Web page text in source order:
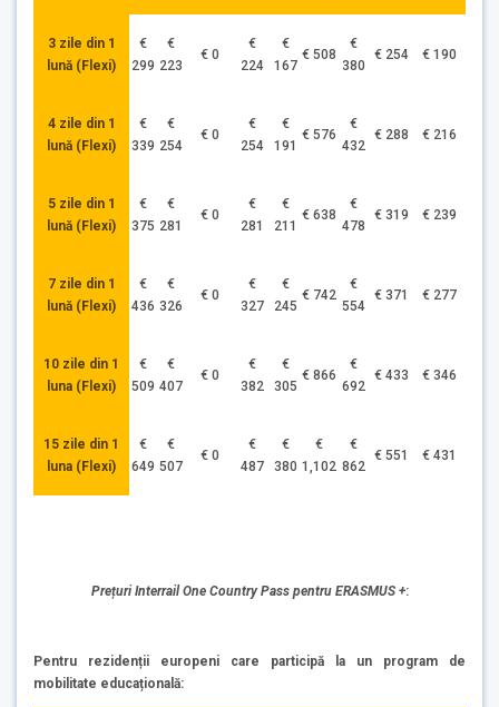
3 zile din 1
lună (Flexi)
€
299
€
223
€ 0
€
224
€
167
€ 508
€
380
€ 254 € 190
4 zile din 1
lună (Flexi)
€
339
€
254
€ 0
€
254
€
191
€ 576
€
432
€ 288 € 216
5 zile din 1
lună (Flexi)
€
375
€
281
€ 0
€
281
€
211
€ 638
€
478
€ 319 € 239
7 zile din 1
lună (Flexi)
€
436
€
326
€ 0
€
327
€
245
€ 742
€
554
€ 371 € 277
10 zile din 1
luna (Flexi)
€
509
€
407
€ 0
€
382
€
305
€ 866
€
692
€ 433 € 346
15 zile din 1
luna (Flexi)
€
649
€
507
€ 0
€
487
€
380
€
1,102
€
862
€ 551 € 431
Prețuri Interrail One Country Pass pentru ERASMUS +:
Pentru rezidenții europeni care participă la un program de
mobilitate educațională: